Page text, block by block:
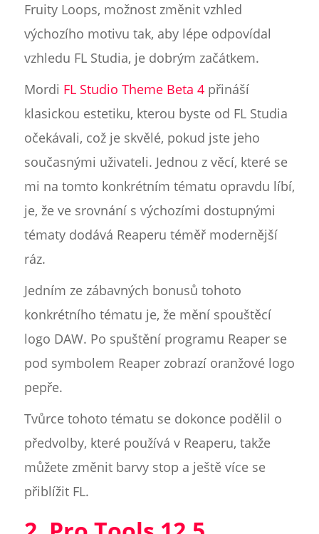
Fruity Loops, možnost změnit vzhled
výchozího motivu tak, aby lépe odpovídal
vzhledu FL Studia, je dobrým začátkem.
Mordi FL Studio Theme Beta 4přináší
klasickou estetiku, kterou byste od FL Studia
očekávali, což je skvělé, pokud jste jeho
současnými uživateli. Jednou z věcí, které se
mi na tomto konkrétním tématu opravdu líbí,
je, že ve srovnání s výchozími dostupnými
tématy dodává Reaperu téměř modernější
ráz.
Jedním ze zábavných bonusů tohoto
konkrétního tématu je, že mění spouštěcí
logo DAW. Po spuštění programu Reaper se
pod symbolem Reaper zobrazí oranžové logo
pepře.
Tvůrce tohoto tématu se dokonce podělil o
předvolby, které používá v Reaperu, takže
můžete změnit barvy stop a ještě více se
přiblížit FL.